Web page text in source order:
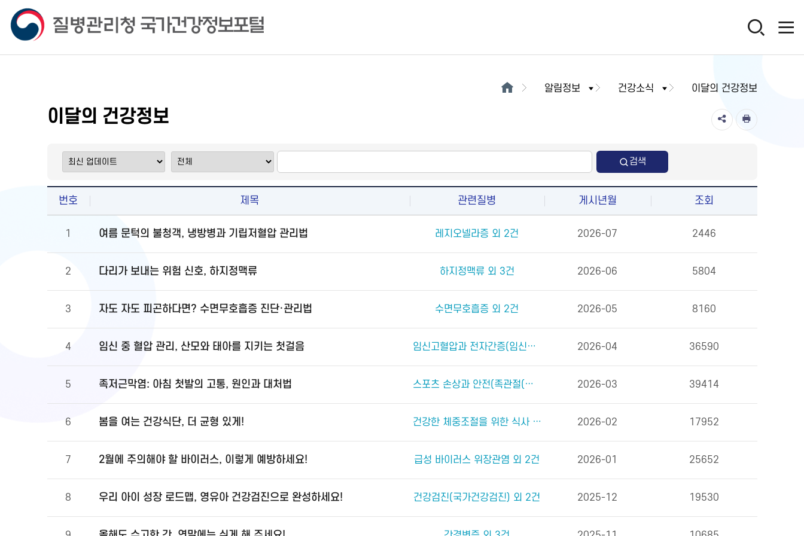
알림정보 건강소식 이달의 건강정보
이달의 건강정보
검색
번호 제목 관련질병 게시년월 조회
1 여름 문턱의 불청객, 냉방병과 기립저혈압 관리법 레지오넬라증 외 2건 2026-07 2446
2 다리가 보내는 위험 신호, 하지정맥류 하지정맥류 외 3건 2026-06 5804
3 자도 자도 피곤하다면? 수면무호흡증 진단·관리법 수면무호흡증 외 2건 2026-05 8160
4 임신 중 혈압 관리, 산모와 태아를 지키는 첫걸음 임신고혈압과 전자간증(임신중독증) 외 4건 2026-04 36590
5 족저근막염: 아침 첫발의 고통, 원인과 대처법 스포츠 손상과 안전(족관절(발목 관절) 손상) 외 2건 2026-03 39414
6 봄을 여는 건강식단, 더 균형 있게! 건강한 체중조절을 위한 식사 외 6건 2026-02 17952
7 2월에 주의해야 할 바이러스, 이렇게 예방하세요! 급성 바이러스 위장관염 외 2건 2026-01 25652
8 우리 아이 성장 로드맵, 영유아 건강검진으로 완성하세요! 건강검진(국가건강검진) 외 2건 2025-12 19530